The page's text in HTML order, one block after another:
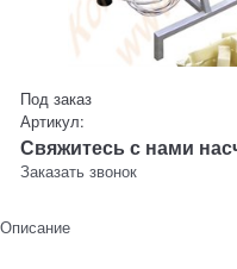
Под заказ
Артикул:
Свяжитесь с нами
Заказать звонок
Описание